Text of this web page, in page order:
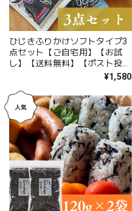
ひじきふりかけソフトタイプ3
点セット【ご自宅用】【お試
し】【送料無料】【ポスト投
¥1,580